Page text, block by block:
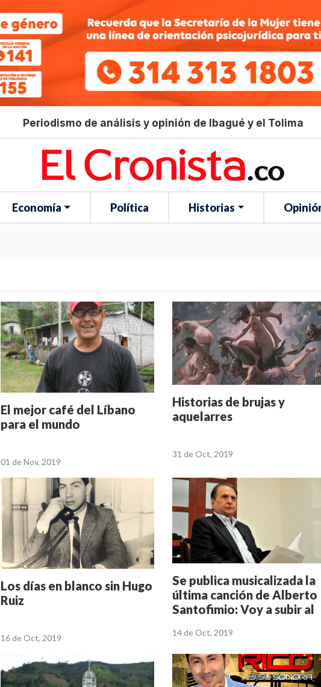
Periodismo de análisis y opinión de Ibagué y el Tolima
Economía Política Historias
El mejor café del Líbano
para el mundo
01 de Nov, 2019
Historias de brujas y
aquelarres
31 de Oct, 2019
Los días en blanco sin Hugo
Ruiz
16 de Oct, 2019
Se publica musicalizada la
última canción de Alberto
Santofimio: Voy a subir al
14 de Oct, 2019